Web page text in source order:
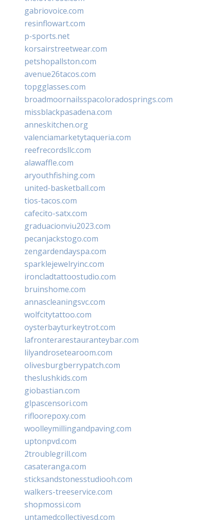
gabriovoice.com
resinflowart.com
p-sports.net
korsairstreetwear.com
petshopallston.com
avenue26tacos.com
topgglasses.com
broadmoornailsspacoloradosprings.com
missblackpasadena.com
anneskitchen.org
valenciamarketytaqueria.com
reefrecordsllc.com
alawaffle.com
aryouthfishing.com
united-basketball.com
tios-tacos.com
cafecito-satx.com
graduacionviu2023.com
pecanjackstogo.com
zengardendayspa.com
sparklejewelryinc.com
ironcladtattoostudio.com
bruinshome.com
annascleaningsvc.com
wolfcitytattoo.com
oysterbayturkeytrot.com
lafronterarestauranteybar.com
lilyandrosetearoom.com
olivesburgberrypatch.com
theslushkids.com
giobastian.com
glpascensori.com
rifloorepoxy.com
woolleymillingandpaving.com
uptonpvd.com
2troublegrill.com
casateranga.com
sticksandstonesstudiooh.com
walkers-treeservice.com
shopmossi.com
untamedcollectivesd.com